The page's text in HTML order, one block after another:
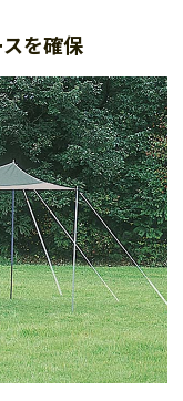
を確保